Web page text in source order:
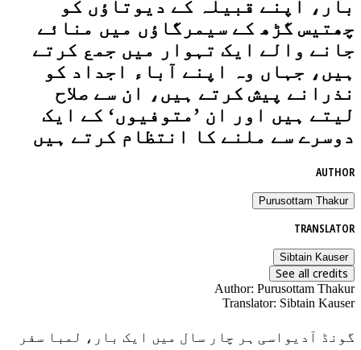
بار، اپنے قبیلہ کے دیوتاؤں کو
چھتیس گڑھ کے سیمرگاؤں میں منائے
جانے والے ایک تہوار میں جمع کرتے
ہیں، جہاں وہ اپنے آباء اجداد کو
نذرانے پیش کرتے ہیں، ان سے صلاح
لیتے ہیں اور ان ’متوفیوں‘ کے ایک
دوسرے سے ملنے کا انتظام کرتے ہیں
AUTHOR
Purusottam Thakur
TRANSLATOR
Sibtain Kauser
See all credits
Author: Purusottam Thakur
Translator: Sibtain Kauser
گونڈ آدیواسی ہر چار سال میں ایک بار، لمبا سفر